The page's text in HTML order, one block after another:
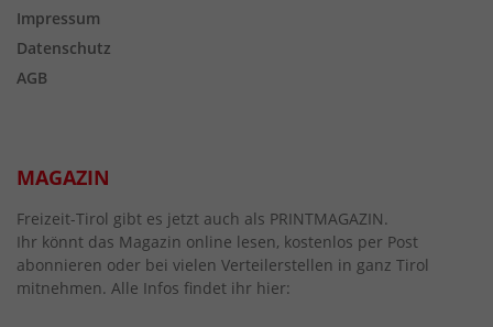
Impressum
Datenschutz
AGB
MAGAZIN
Freizeit-Tirol gibt es jetzt auch als PRINTMAGAZIN.
Ihr könnt das Magazin online lesen, kostenlos per Post
abonnieren oder bei vielen Verteilerstellen in ganz Tirol
mitnehmen. Alle Infos findet ihr hier: